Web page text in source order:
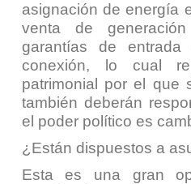
asignación de energía
venta de
garantías de
conexión, lo cual
patrimonial por el que
también deberán
el poder político es
¿Están dispuestos a
Esta es una gran